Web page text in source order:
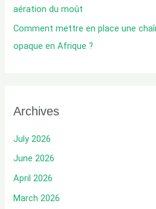
aération du moût
Comment mettre en place une
opaque en Afrique ?
Archives
July 2026
June 2026
April 2026
March 2026